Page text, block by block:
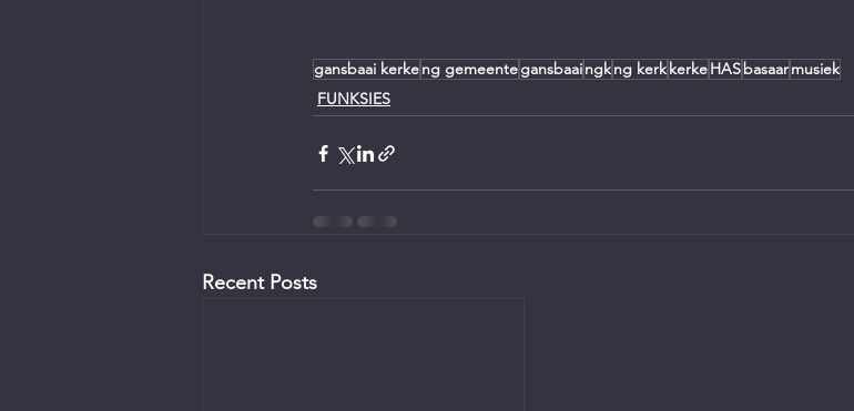
gansbaai kerkeng gemeentegansbaaingkng kerkkerkeHASbasaarmusiek
FUNKSIES
Recent Posts